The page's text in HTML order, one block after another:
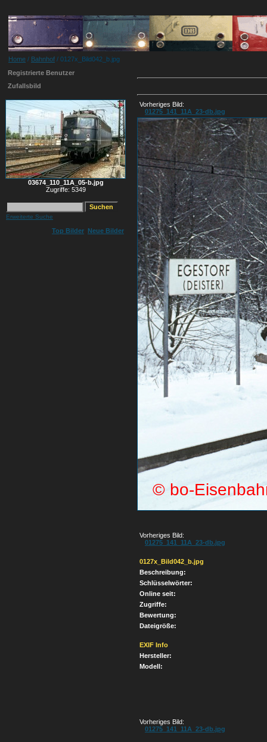
Home / Bahnhof / 0127x_Bild042_b.jpg
Registrierte Benutzer
Zufallsbild
03674_110_11A_05-b.jpg
Zugriffe: 5349
Erweiterte Suche
Top Bilder Neue Bilder
Vorheriges Bild:
01275_141_11A_23-db.jpg
Vorheriges Bild:
01275_141_11A_23-db.jpg
0127x_Bild042_b.jpg
Beschreibung:
Schlüsselwörter:
Online seit:
Zugriffe:
Bewertung:
Dateigröße:
EXIF Info
Hersteller:
Modell:
Vorheriges Bild:
01275_141_11A_23-db.jpg